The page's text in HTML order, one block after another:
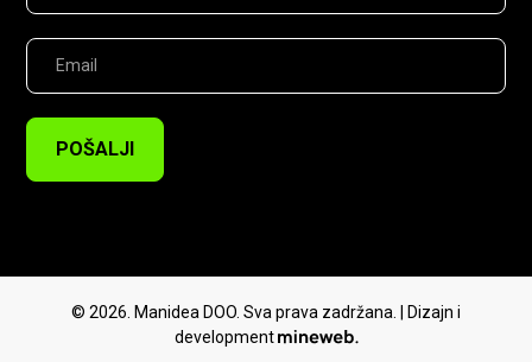
POŠALJI
© 2026. Manidea DOO. Sva prava zadržana. | Dizajn i
development